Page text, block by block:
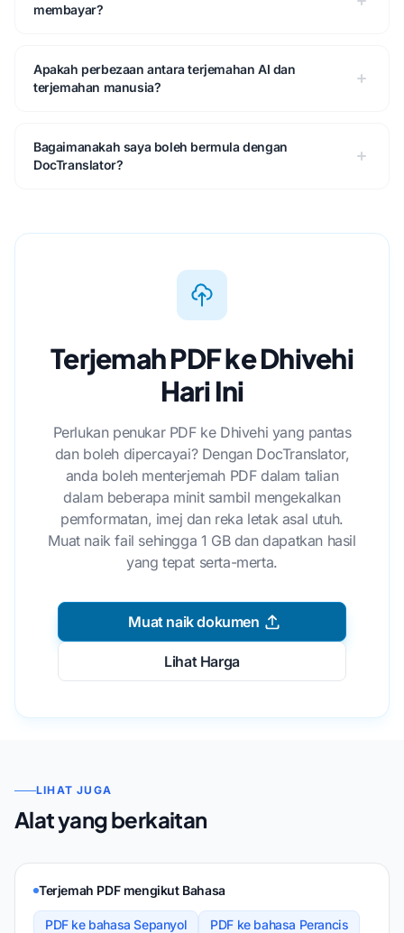
membayar?
Apakah perbezaan antara terjemahan AI dan
terjemahan manusia?
Bagaimanakah saya boleh bermula dengan
DocTranslator?
Terjemah PDF ke Dhivehi
Hari Ini
Perlukan penukar PDF ke Dhivehi yang pantas
dan boleh dipercayai? Dengan DocTranslator,
anda boleh menterjemah PDF dalam talian
dalam beberapa minit sambil mengekalkan
pemformatan, imej dan reka letak asal utuh.
Muat naik fail sehingga 1 GB dan dapatkan hasil
yang tepat serta-merta.
Muat naik dokumen
Lihat Harga
LIHAT JUGA
Alat yang berkaitan
Terjemah PDF mengikut Bahasa
PDF ke bahasa Sepanyol
PDF ke bahasa Perancis